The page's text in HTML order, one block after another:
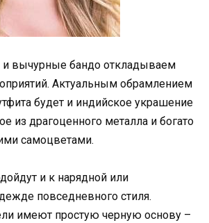
вычурные бандо откладываем
Актуальным обрамлением
будет и индийское украшение
из драгоценного металла и богато
самоцветами.
и к нарядной или
повседневного стиля.
имеют простую черную основу –